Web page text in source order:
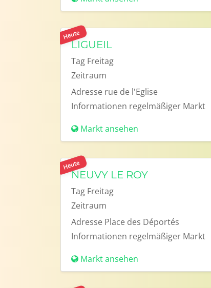
Heute
LIGUEIL
Tag Freitag
Zeitraum
Adresse rue de l'Eglise
Informationen regelmäßiger Markt
Markt ansehen
Heute
NEUVY LE ROY
Tag Freitag
Zeitraum
Adresse Place des Déportés
Informationen regelmäßiger Markt
Markt ansehen